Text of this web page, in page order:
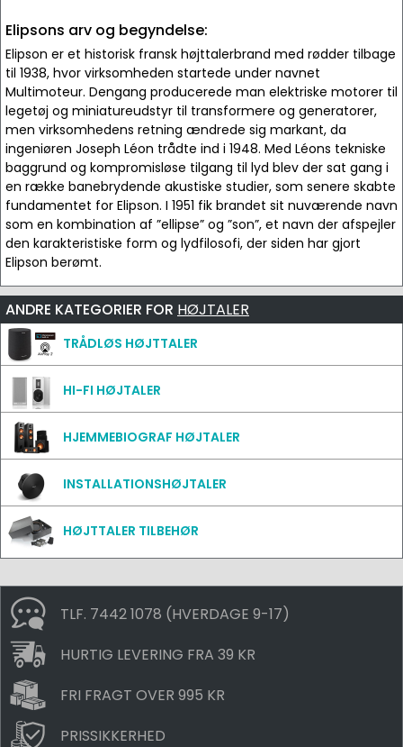
Elipsons arv og begyndelse:
Elipson er et historisk fransk højttalerbrand med rødder tilbage
til 1938, hvor virksomheden startede under navnet
Multimoteur. Dengang producerede man elektriske motorer til
legetøj og miniatureudstyr til transformere og generatorer,
men virksomhedens retning ændrede sig markant, da
ingeniøren Joseph Léon trådte ind i 1948. Med Léons tekniske
baggrund og kompromisløse tilgang til lyd blev der sat gang i
en række banebrydende akustiske studier, som senere skabte
fundamentet for Elipson. I 1951 fik brandet sit nuværende navn
som en kombination af ”ellipse” og ”son”, et navn der afspejler
den karakteristiske form og lydfilosofi, der siden har gjort
Elipson berømt.
ANDRE KATEGORIER FOR HØJTALER
TRÅDLØS HØJTTALER
HI-FI HØJTALER
HJEMMEBIOGRAF HØJTALER
INSTALLATIONSHØJTALER
HØJTTALER TILBEHØR
TLF. 7442 1078 (HVERDAGE 9-17)
HURTIG LEVERING FRA 39 KR
FRI FRAGT OVER 995 KR
PRISSIKKERHED